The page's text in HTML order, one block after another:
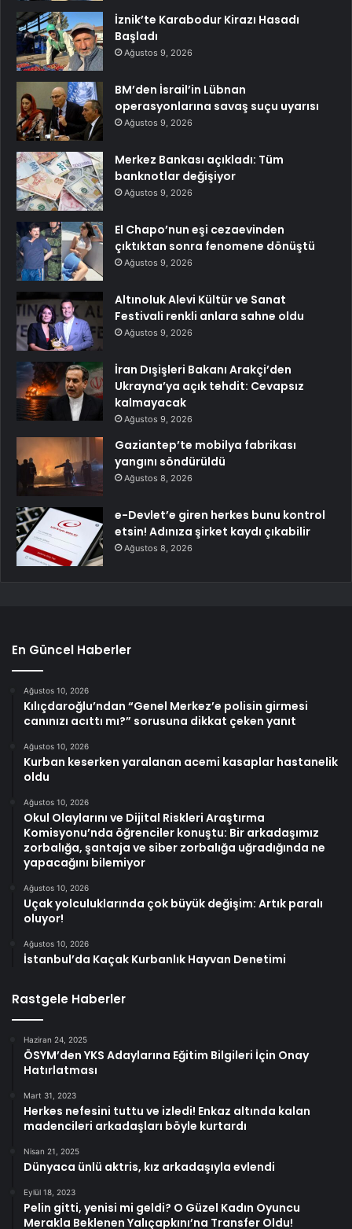
İznik’te Karabodur Kirazı Hasadı
Başladı
Ağustos 9, 2026
BM’den İsrail’in Lübnan
operasyonlarına savaş suçu uyarısı
Ağustos 9, 2026
Merkez Bankası açıkladı: Tüm
banknotlar değişiyor
Ağustos 9, 2026
El Chapo’nun eşi cezaevinden
çıktıktan sonra fenomene dönüştü
Ağustos 9, 2026
Altınoluk Alevi Kültür ve Sanat
Festivali renkli anlara sahne oldu
Ağustos 9, 2026
İran Dışişleri Bakanı Arakçi’den
Ukrayna’ya açık tehdit: Cevapsız
kalmayacak
Ağustos 9, 2026
Gaziantep’te mobilya fabrikası
yangını söndürüldü
Ağustos 8, 2026
e-Devlet’e giren herkes bunu kontrol
etsin! Adınıza şirket kaydı çıkabilir
Ağustos 8, 2026
En Güncel Haberler
Ağustos 10, 2026
Kılıçdaroğlu’ndan “Genel Merkez’e polisin girmesi
canınızı acıttı mı?” sorusuna dikkat çeken yanıt
Ağustos 10, 2026
Kurban keserken yaralanan acemi kasaplar hastanelik
oldu
Ağustos 10, 2026
Okul Olaylarını ve Dijital Riskleri Araştırma
Komisyonu’nda öğrenciler konuştu: Bir arkadaşımız
zorbalığa, şantaja ve siber zorbalığa uğradığında ne
yapacağını bilemiyor
Ağustos 10, 2026
Uçak yolculuklarında çok büyük değişim: Artık paralı
oluyor!
Ağustos 10, 2026
İstanbul’da Kaçak Kurbanlık Hayvan Denetimi
Rastgele Haberler
Haziran 24, 2025
ÖSYM’den YKS Adaylarına Eğitim Bilgileri İçin Onay
Hatırlatması
Mart 31, 2023
Herkes nefesini tuttu ve izledi! Enkaz altında kalan
madencileri arkadaşları böyle kurtardı
Nisan 21, 2025
Dünyaca ünlü aktris, kız arkadaşıyla evlendi
Eylül 18, 2023
Pelin gitti, yenisi mi geldi? O Güzel Kadın Oyuncu
Merakla Beklenen Yalıçapkını’na Transfer Oldu!